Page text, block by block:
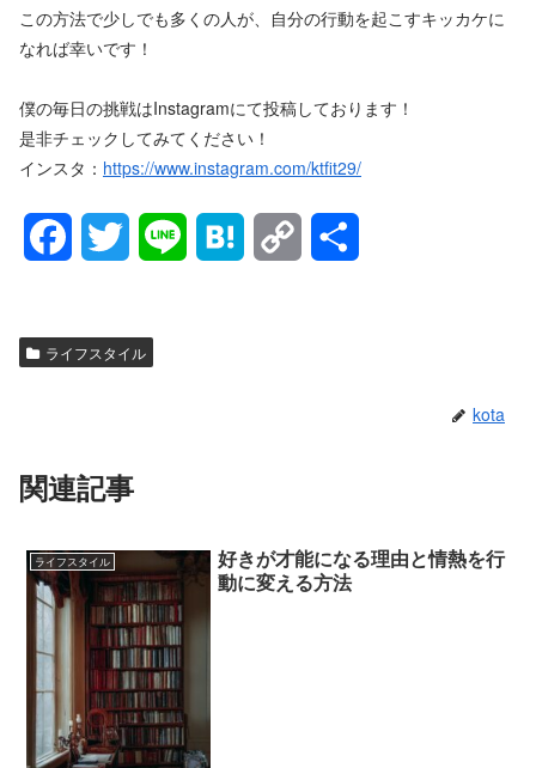
この方法で少しでも多くの人が、自分の行動を起こすキッカケに
なれば幸いです！
僕の毎日の挑戦はInstagramにて投稿しております！
是非チェックしてみてください！
インスタ： https://www.instagram.com/ktfit29/
c
o
k
i
e
k
ライフスタイル
kota
関連記事
ライフスタイル
好きが才能になる理由と情熱を行
動に変える方法